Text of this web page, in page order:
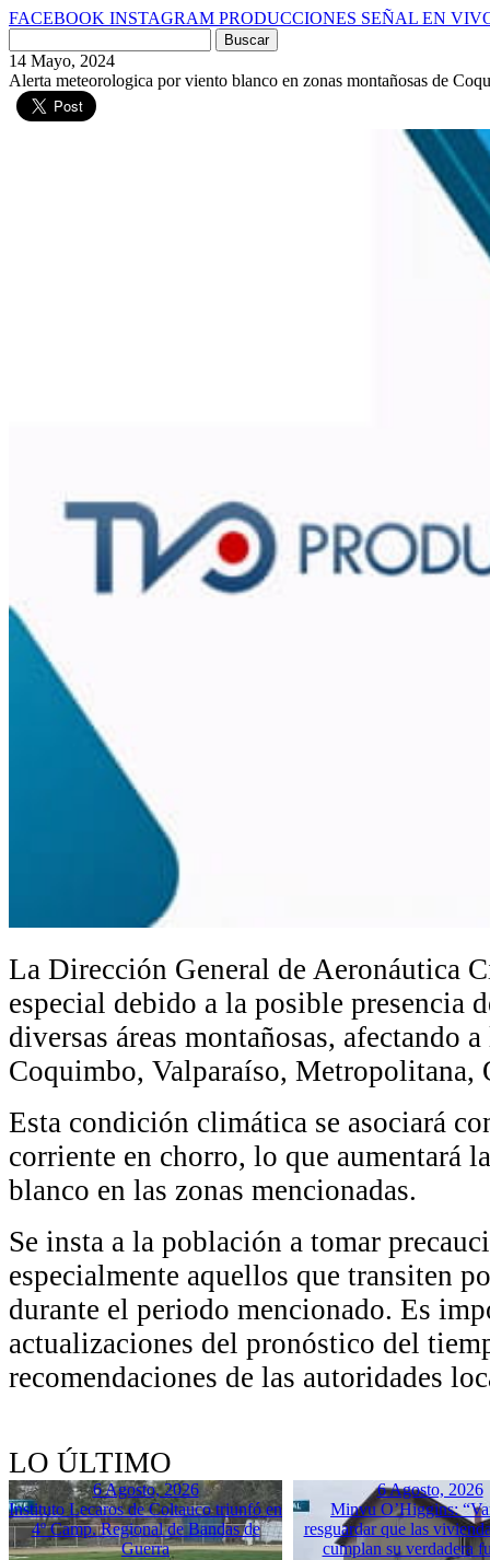
FACEBOOK INSTAGRAM PRODUCCIONES SEÑAL EN
por:
14 Mayo, 2024
Alerta meteorologica por viento blanco en zonas montañosas de
La Dirección General de Aeronáutica
especial debido a la posible presencia
diversas áreas montañosas, afectando
Coquimbo, Valparaíso, Metropolitana,
Esta condición climática se asociará
corriente en chorro, lo que aumentará
blanco en las zonas mencionadas.
Se insta a la población a tomar
especialmente aquellos que transiten
durante el periodo mencionado. Es
actualizaciones del pronóstico del
recomendaciones de las autoridades
LO ÚLTIMO
6 Agosto, 2026
Instituto Lecaros de Coltauco triunfó en
4º Camp. Regional de Bandas de
Guerra
6 Agosto, 2026
Minvu O’Higgins:
resguardar que las
cumplan su verdadera